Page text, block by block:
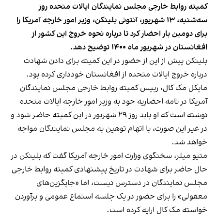
کمیته روابط خارجی مجلس نمایندگان ایالات متحده روز
سه‌شنبه، ۱۳ شهریور، آنتونی بلینکن، وزیر امور خارجه آمریکا را
برای دومین بار احضار کرد تا درباره نحوه خروج این کشور از
افغانستان در شهریور ماه ۱۴۰۰ توضیح دهد.
بلینکن پیش از این از حضور در این کمیته برای دادن شهادت
درباره خروج ایالات متحده از افغانستان خودداری کرده بود.
مایکل مک کال،‌ رییس کمیته روابط خارجی مجلس نمایندگان
آمریکا در نامه احضاریه خود به وزیر امور خارجه ایالات متحده
نوشته است که او باید روز ۲۹ شهریور در این کمیته حاضر شود و
در غیر این صورت،‌ با اتهام توهین به مجلس نمایندگان مواجه
خواهد شد.
متیو میلر، سخنگوی وزارت امور خارجه آمریکا گفت که بلینکن در
حال حاضر برای شهادت در تاریخ پیشنهادی کمیته روابط خارجی
مجلس نمایندگان در دسترس نیست، اما «جایگزین‌های
معقولی» را برای حضور در یک جلسه استماع عمومی و برآوردن
خواسته مک کال اراپه کرده است.